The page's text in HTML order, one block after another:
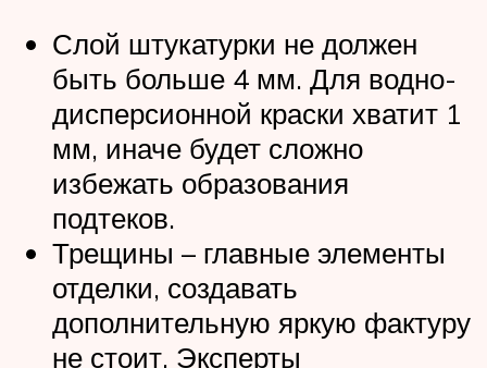
Слой штукатурки не должен
быть больше 4 мм. Для водно-
дисперсионной краски хватит 1
мм, иначе будет сложно
избежать образования
подтеков.
Трещины – главные элементы
отделки, создавать
дополнительную яркую фактуру
не стоит. Эксперты